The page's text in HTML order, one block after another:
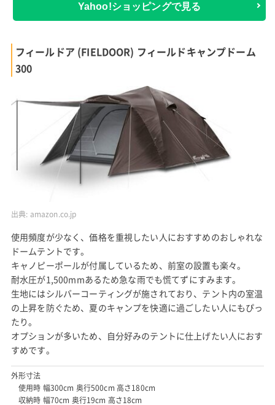
Yahoo!ショッピングで見る
フィールドア (FIELDOOR) フィールドキャンプドーム
300
出典: amazon.co.jp
使用頻度が少なく、価格を重視したい人におすすめのおしゃれな
ドームテントです。
キャノピーポールが付属しているため、前室の設置も楽々。
耐水圧が1,500mmあるため急な雨でも慌てずにすみます。
生地にはシルバーコーティングが施されており、テント内の室温
の上昇を防ぐため、夏のキャンプを快適に過ごしたい人にもぴっ
たり。
オプションが多いため、自分好みのテントに仕上げたい人におす
すめです。
外形寸法
使用時 幅300cm 奥行500cm 高さ180cm
収納時 幅70cm 奥行19cm 高さ18cm